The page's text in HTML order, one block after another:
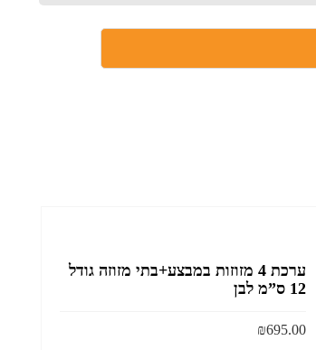
ערכת 4 מזוזות במבצע+בתי מזוזה גודל
12 ס”מ לבן
₪695.00